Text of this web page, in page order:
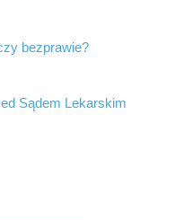
bezprawie?
Sądem Lekarskim